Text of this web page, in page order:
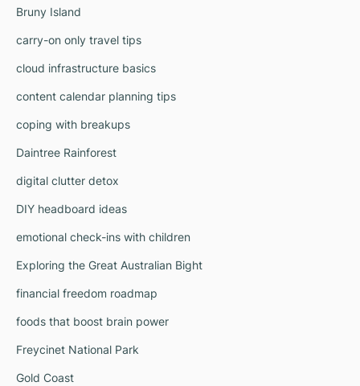
Bruny Island
carry-on only travel tips
cloud infrastructure basics
content calendar planning tips
coping with breakups
Daintree Rainforest
digital clutter detox
DIY headboard ideas
emotional check-ins with children
Exploring the Great Australian Bight
financial freedom roadmap
foods that boost brain power
Freycinet National Park
Gold Coast